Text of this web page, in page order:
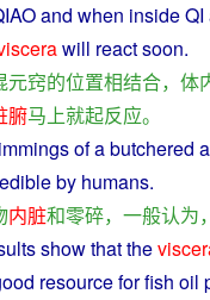
and when insideQI
will reactsoon.
元窍的位置相结合， 体
腑马上就起反应。
of a butchered
by humans.
内脏和零碎， 一般认为，
showthat the
resourcefor fish oil